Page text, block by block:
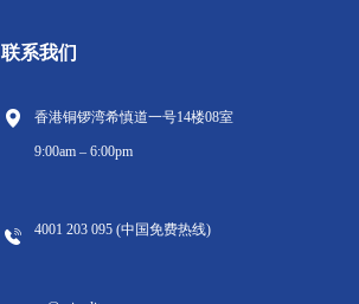
联系我们
香港铜锣湾希慎道一号14楼08室
9:00am – 6:00pm
4001 203 095 (中国免费热线)